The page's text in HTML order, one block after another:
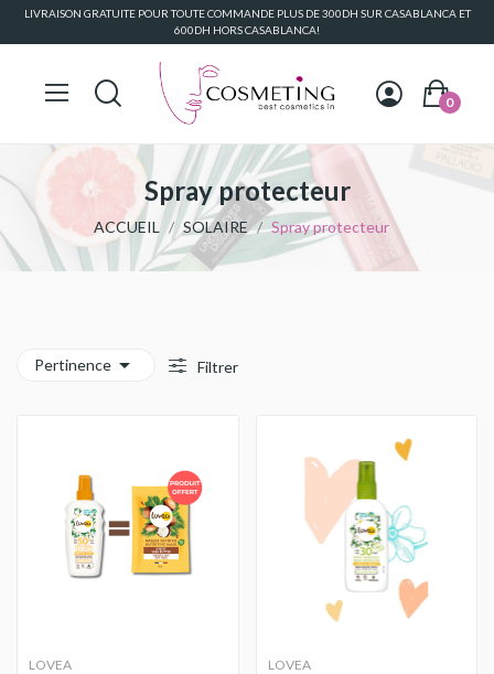
LIVRAISON GRATUITE POUR TOUTE COMMANDE PLUS DE 300DH SUR CASABLANCA ET
600DH HORS CASABLANCA!
0
Spray protecteur
ACCUEIL SOLAIRE Spray protecteur
Pertinence  Filtrer
LOVEA LOVEA